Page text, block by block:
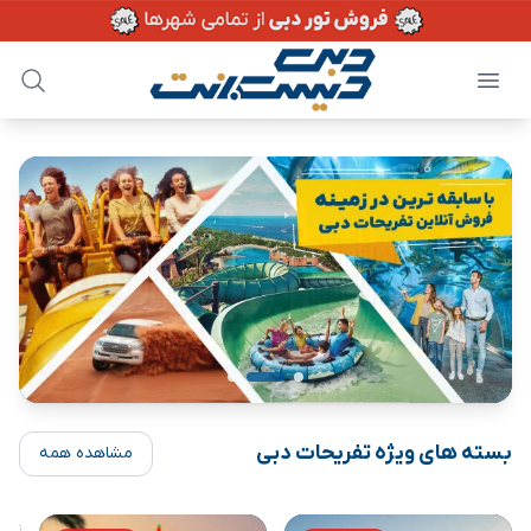
بسته های ویژه تفریحات دبی مشاهده همه